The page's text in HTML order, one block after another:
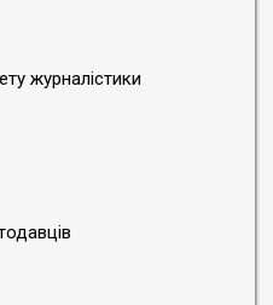
журналістики